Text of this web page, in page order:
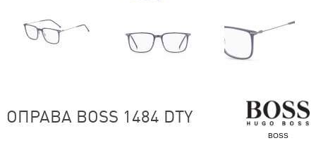
BOSS
ОПРАВА BOSS 1484 DTY